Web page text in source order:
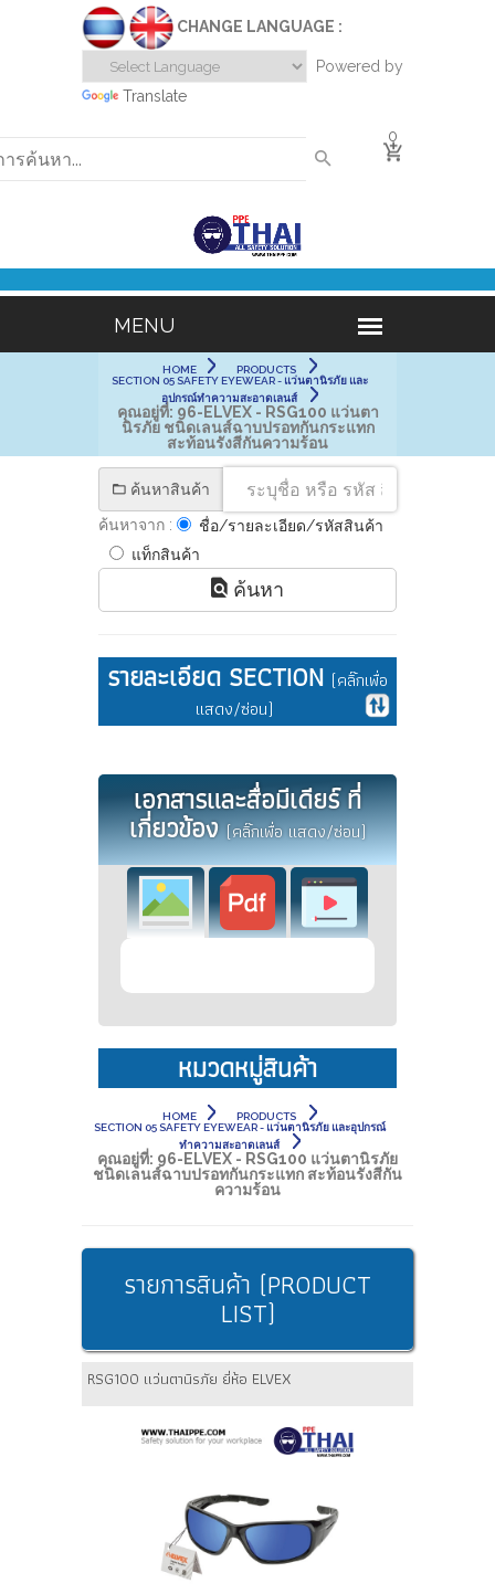
CHANGE LANGUAGE :
Powered by
Translate
0
HOME
PRODUCTS
SECTION 05 SAFETY EYEWEAR - แว่นตานิรภัย และ
อุปกรณ์ทำความสะอาดเลนส์
คุณอยู่ที่: 96-ELVEX - RSG100 แว่นตา
นิรภัย ชนิดเลนส์ฉาบปรอทกันกระแทก
สะท้อนรังสีกันความร้อน
ค้นหาสินค้า
ค้นหาจาก :
ชื่อ/รายละเอียด/รหัสสินค้า
แท็กสินค้า
ค้นหา
รายละเอียด SECTION (คลิ๊กเพื่อ
แสดง/ซ่อน)
เอกสารและสื่อมีเดียร์ ที่
เกี่ยวข้อง(คลิ๊กเพื่อ แสดง/ซ่อน)
หมวดหมู่สินค้า
HOME
PRODUCTS
SECTION 05 SAFETY EYEWEAR - แว่นตานิรภัย และอุปกรณ์
ทำความสะอาดเลนส์
คุณอยู่ที่: 96-ELVEX - RSG100 แว่นตานิรภัย
ชนิดเลนส์ฉาบปรอทกันกระแทก สะท้อนรังสีกัน
ความร้อน
รายการสินค้า (PRODUCT
LIST)
RSG100 แว่นตานิรภัย ยี่ห้อ ELVEX